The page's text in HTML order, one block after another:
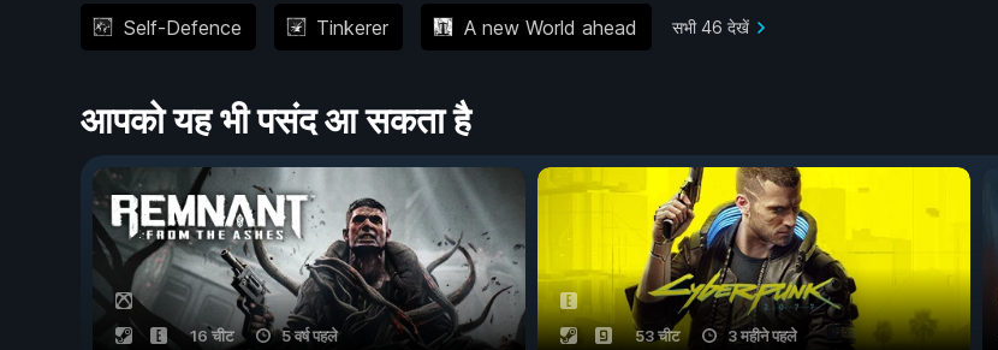
Self-Defence Tinkerer A new World ahead सभी 46 देखें
आपको यह भी पसंद आ सकता है
16 चीट 5 वर्ष पहले 53 चीट 3 महीने पहले